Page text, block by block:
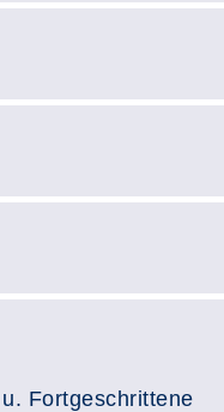
Fortgeschrittene